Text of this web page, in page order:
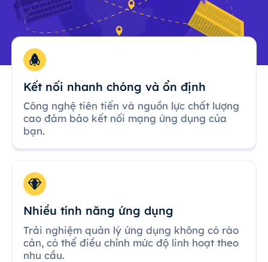
Kết nối nhanh chóng và ổn định
Công nghệ tiên tiến và nguồn lực chất lượng
cao đảm bảo kết nối mạng ứng dụng của
bạn.
Nhiều tính năng ứng dụng
Trải nghiệm quản lý ứng dụng không có rào
cản, có thể điều chỉnh mức độ linh hoạt theo
nhu cầu.